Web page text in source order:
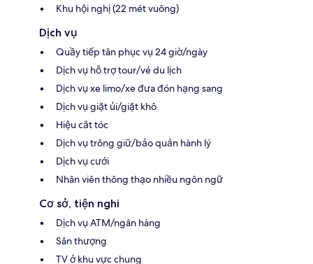
Khu hội nghị (22 mét vuông)
Dịch vụ
Quầy tiếp tân phục vụ 24 giờ/ngày
Dịch vụ hỗ trợ tour/vé du lịch
Dịch vụ xe limo/xe đưa đón hạng sang
Dịch vụ giặt ủi/giặt khô
Hiệu cắt tóc
Dịch vụ trông giữ/bảo quản hành lý
Dịch vụ cưới
Nhân viên thông thạo nhiều ngôn ngữ
Cơ sở, tiện nghi
Dịch vụ ATM/ngân hàng
Sân thượng
TV ở khu vực chung